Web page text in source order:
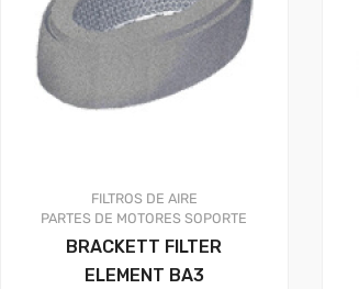
FILTROS DE AIRE
PARTES DE MOTORES SOPORTE
BRACKETT FILTER
ELEMENT BA3